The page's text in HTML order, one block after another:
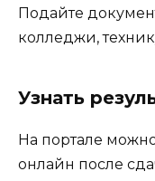
Подайте
колледжи,
Узнать
На портале
онлайн после